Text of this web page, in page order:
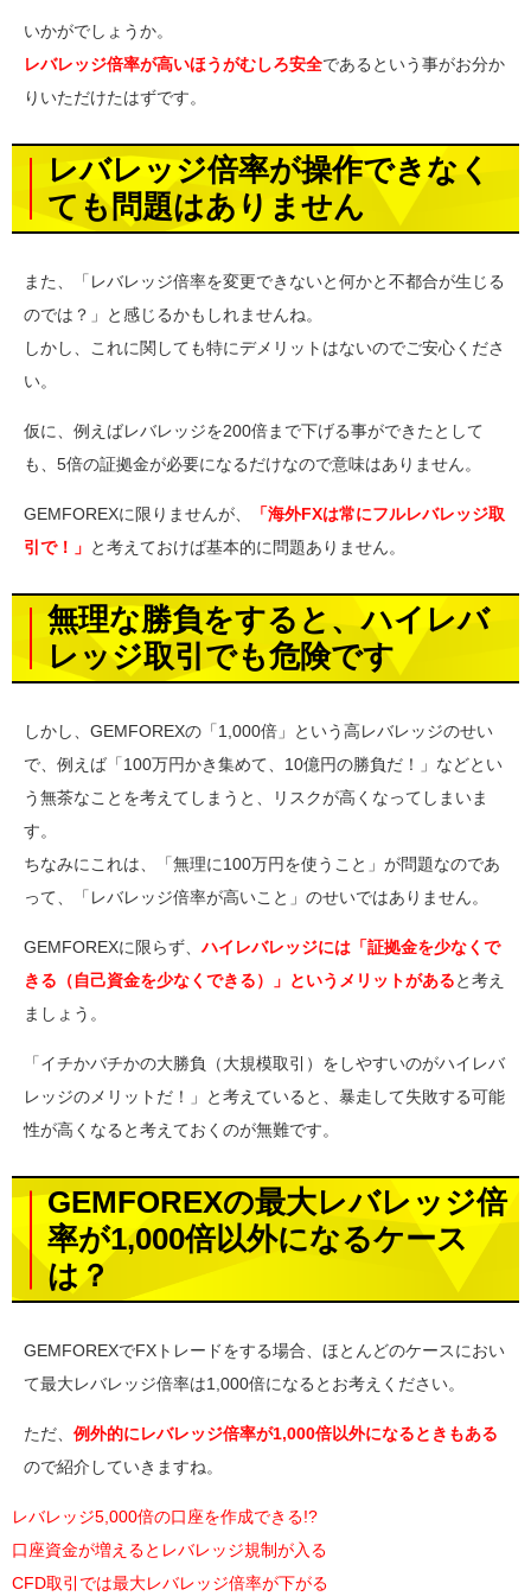
いかがでしょうか。
レバレッジ倍率が高いほうがむしろ安全であるという事がお分か
りいただけたはずです。
レバレッジ倍率が操作できなく
ても問題はありません
また、「レバレッジ倍率を変更できないと何かと不都合が生じる
のでは？」と感じるかもしれませんね。
しかし、これに関しても特にデメリットはないのでご安心くださ
い。
仮に、例えばレバレッジを200倍まで下げる事ができたとして
も、5倍の証拠金が必要になるだけなので意味はありません。
GEMFOREXに限りませんが、
「海外FXは常にフルレバレッジ取
引で！」
と考えておけば基本的に問題ありません。
無理な勝負をすると、ハイレバ
レッジ取引でも危険です
しかし、GEMFOREXの「1,000倍」という高レバレッジのせい
で、例えば「100万円かき集めて、10億円の勝負だ！」などとい
う無茶なことを考えてしまうと、リスクが高くなってしまいま
す。
ちなみにこれは、「無理に100万円を使うこと」が問題なのであ
って、「レバレッジ倍率が高いこと」のせいではありません。
GEMFOREXに限らず、ハイレバレッジには「証拠金を少なくで
きる（自己資金を少なくできる）」というメリットがある と考え
ましょう。
「イチかバチかの大勝負（大規模取引）をしやすいのがハイレバ
レッジのメリットだ！」と考えていると、暴走して失敗する可能
性が高くなると考えておくのが無難です。
GEMFOREXの最大レバレッジ倍
率が1,000倍以外になるケース
は？
GEMFOREXでFXトレードをする場合、ほとんどのケースにおい
て最大レバレッジ倍率は1,000倍になるとお考えください。
ただ、 例外的にレバレッジ倍率が1,000倍以外になるときもある
ので紹介していきますね。
レバレッジ5,000倍の口座を作成できる!?
口座資金が増えるとレバレッジ規制が入る
CFD取引では最大レバレッジ倍率が下がる